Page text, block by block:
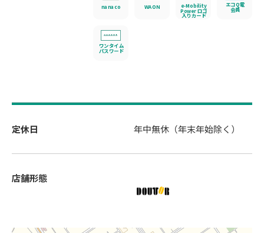
nanaco WAON e-Mobility
Power ロゴ
入りカード
エコQ電
会員
ワンタイム
パスワード
定休日 年中無休（年末年始除く）
店舗形態